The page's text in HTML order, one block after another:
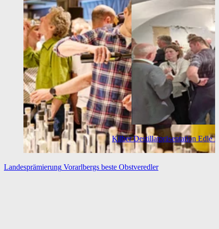
Landesprämierung Vorarlbergs beste Obstveredler
Kilber Destillatpräsentation Edle